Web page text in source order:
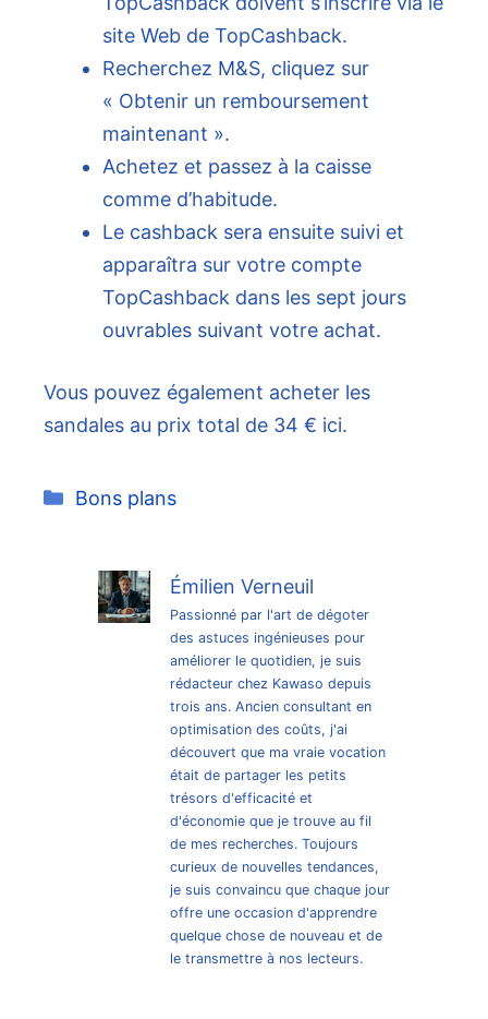
site Web de TopCashback.
Recherchez M&S, cliquez sur
« Obtenir un remboursement
maintenant ».
Achetez et passez à la caisse
comme d’habitude.
Le cashback sera ensuite suivi et
apparaîtra sur votre compte
TopCashback dans les sept jours
ouvrables suivant votre achat.
Vous pouvez également acheter les
sandales au prix total de 34 € ici.
Catégories
Bons plans
Émilien Verneuil
Passionné par l'art de dégoter
des astuces ingénieuses pour
améliorer le quotidien, je suis
rédacteur chez Kawaso depuis
trois ans. Ancien consultant en
optimisation des coûts, j'ai
découvert que ma vraie vocation
était de partager les petits
trésors d'efficacité et
d'économie que je trouve au fil
de mes recherches. Toujours
curieux de nouvelles tendances,
je suis convaincu que chaque jour
offre une occasion d'apprendre
quelque chose de nouveau et de
le transmettre à nos lecteurs.